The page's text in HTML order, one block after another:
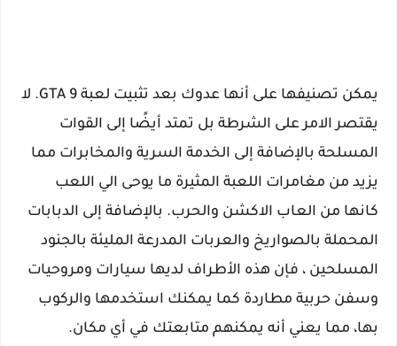
يمكن تصنيفها على أنها عدوك بعد تثبيت لعبة GTA 9. لا
يقتصر الامر على الشرطة بل تمتد أيضًا إلى القوات
المسلحة بالإضافة إلى الخدمة السرية والمخابرات مما
يزيد من مغامرات اللعبة المثيرة ما يوحى الي اللعب
كانها من العاب الاكشن والحرب. بالإضافة إلى الدبابات
المحملة بالصواريخ والعربات المدرعة المليئة بالجنود
المسلحين ، فإن هذه الأطراف لديها سيارات ومروحيات
وسفن حربية مطاردة كما يمكنك استخدمها والركوب
بها، مما يعني أنه يمكنهم متابعتك في أي مكان.